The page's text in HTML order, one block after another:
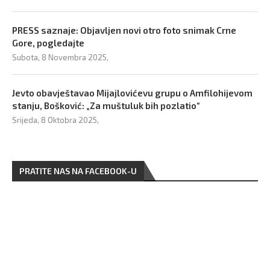
PRESS saznaje: Objavljen novi otro foto snimak Crne
Gore, pogledajte
Subota, 8 Novembra 2025,
Jevto obavještavao Mijajlovićevu grupu o Amfilohijevom
stanju, Bošković: „Za muštuluk bih pozlatio“
Srijeda, 8 Oktobra 2025,
PRATITE NAS NA FACEBOOK-U